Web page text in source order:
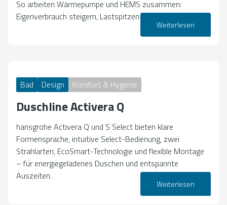
So arbeiten Wärmepumpe und HEMS zusammen:
Eigenverbrauch steigern, Lastspitzen vermeiden.
Weiterlesen
Bad Design Komfort & Hygiene
Duschline Activera Q
hansgrohe Activera Q und S Select bieten klare
Formensprache, intuitive Select-Bedienung, zwei
Strahlarten, EcoSmart-Technologie und flexible Montage
– für energiegeladenes Duschen und entspannte
Auszeiten.
Weiterlesen